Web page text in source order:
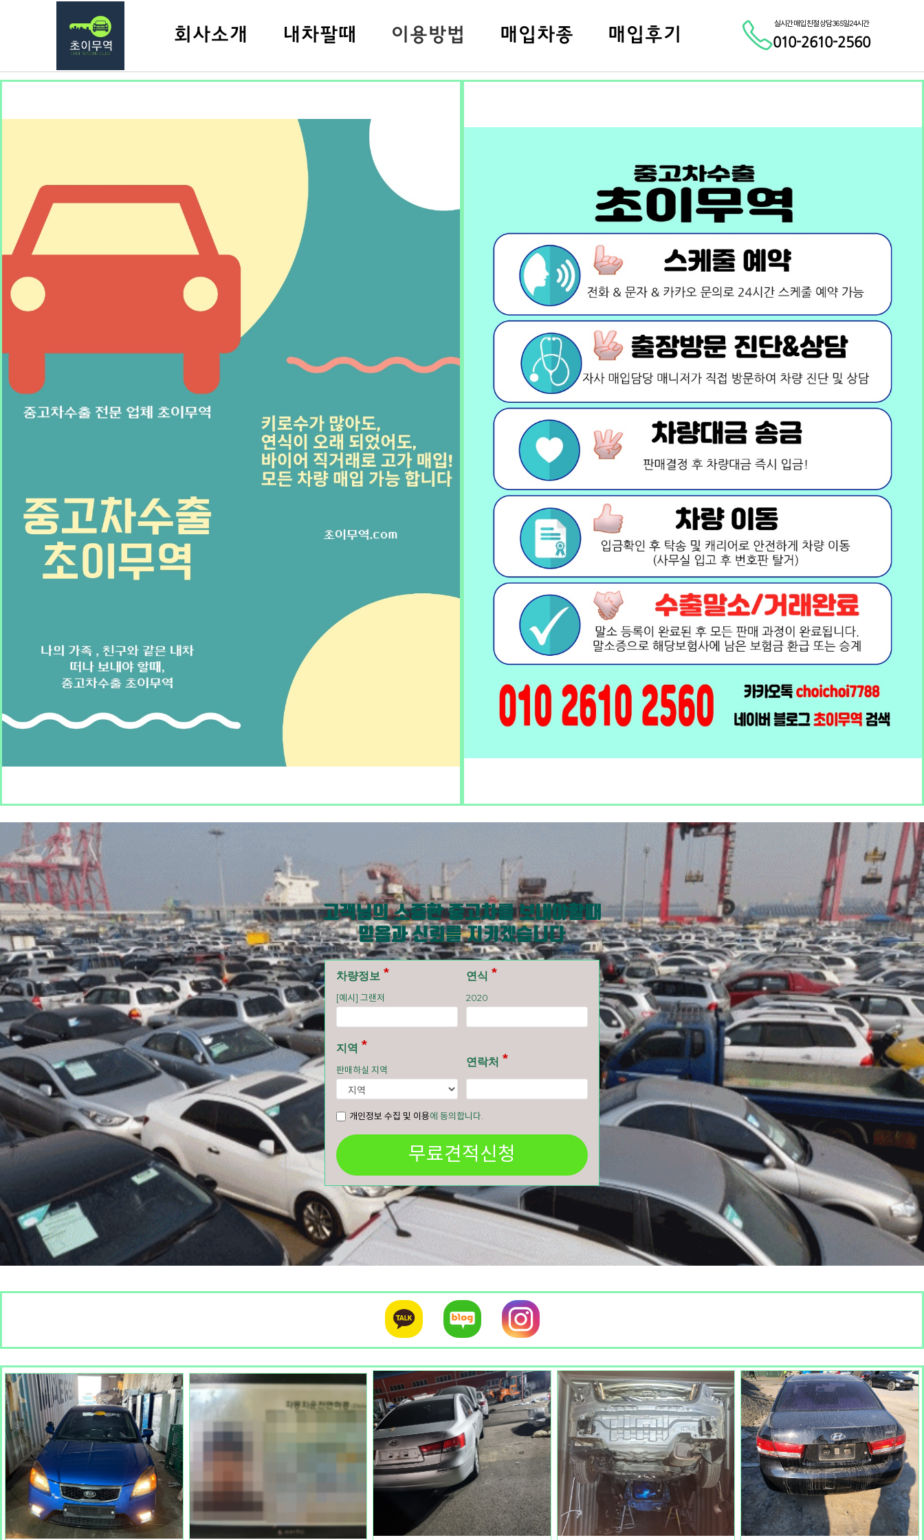
회사소개 내차팔때 이용방법 매입차종 매입후기
실시간 매입 친절 상담 365일 24시간
010-2610-2560
고객님의 소중한 중고차를 보내야할때
믿음과 신뢰를 지키겠습니다
차량정보
[예시] 그랜저
연식
2020
지역
판매하실 지역
연락처
개인정보 수집 및 이용에 동의합니다.
무료견적신청